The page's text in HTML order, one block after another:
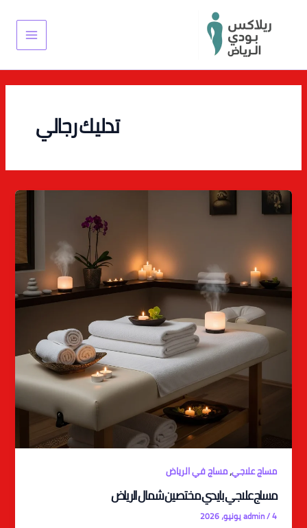
Main
Menu
تدليك رجالي
مساج علاجي,مساج في الرياض
مساج علاجي بايدي مختصين شمال الرياض
admin/4 يونيو، 2026